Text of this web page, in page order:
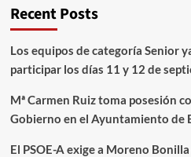
Recent Posts
Los equipos de categoría Senior
participar los días 11 y 12 de
Mª Carmen Ruiz toma posesión
Gobierno en el Ayuntamiento de
El PSOE-A exige a Moreno